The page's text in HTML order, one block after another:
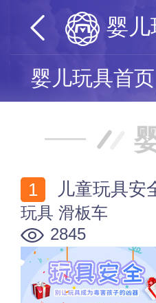
婴儿
婴儿玩具首页
儿童玩具安
玩具 滑板车
2845